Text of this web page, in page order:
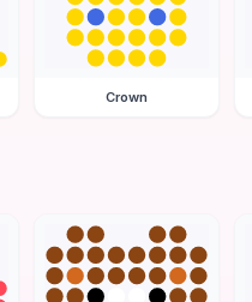
Crown